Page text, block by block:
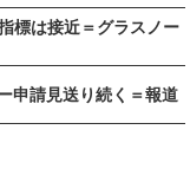
標は接近＝グラスノー
申請見送り続く＝報道